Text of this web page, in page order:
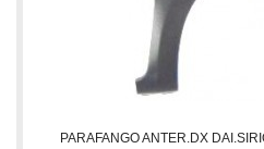
PARAFANGO ANTER.DX